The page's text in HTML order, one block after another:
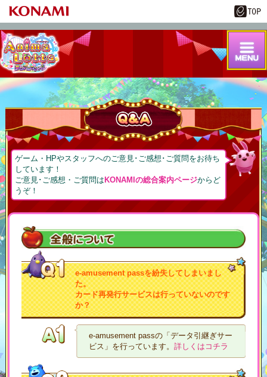
ゲーム・HPやスタッフへのご意見･ご感想･ご質問をお待ち
しています！
ご意見･ご感想・ご質問は KONAMIの総合案内ページからど
うぞ！
e-amusement passを紛失してしまいまし
た。
カード再発行サービスは行っていないのです
か？
e-amusement passの「データ引継ぎサー
ビス」を行っています。詳しくはコチラ